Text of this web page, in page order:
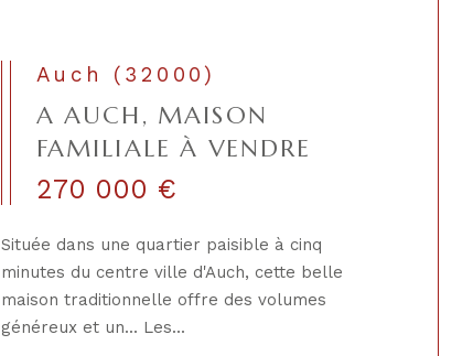
Auch (32000)
A AUCH, MAISON
FAMILIALE À VENDRE
270 000 €
Située dans une quartier paisible à cinq
minutes du centre ville d'Auch, cette belle
maison traditionnelle offre des volumes
généreux et un... Les...